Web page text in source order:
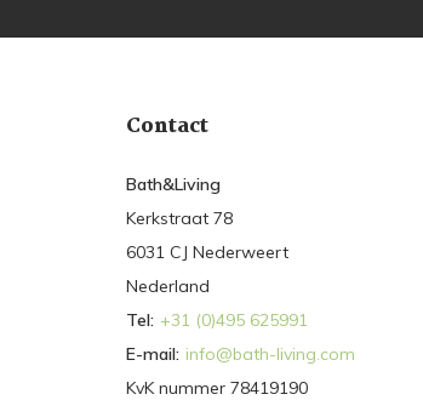
Contact
Bath&Living
Kerkstraat 78
6031 CJ Nederweert
Nederland
Tel: +31 (0)495 625991
E-mail: info@bath-living.com
KvK nummer 78419190